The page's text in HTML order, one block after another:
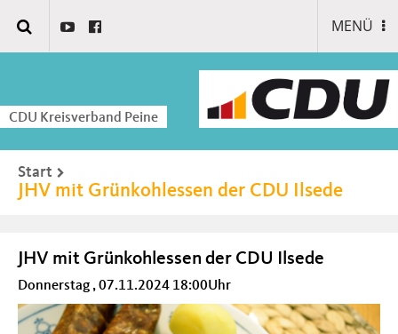
MENÜ
CDU Kreisverband Peine
Start
JHV mit Grünkohlessen der CDU Ilsede
JHV mit Grünkohlessen der CDU Ilsede
Donnerstag , 07.11.2024 18:00Uhr